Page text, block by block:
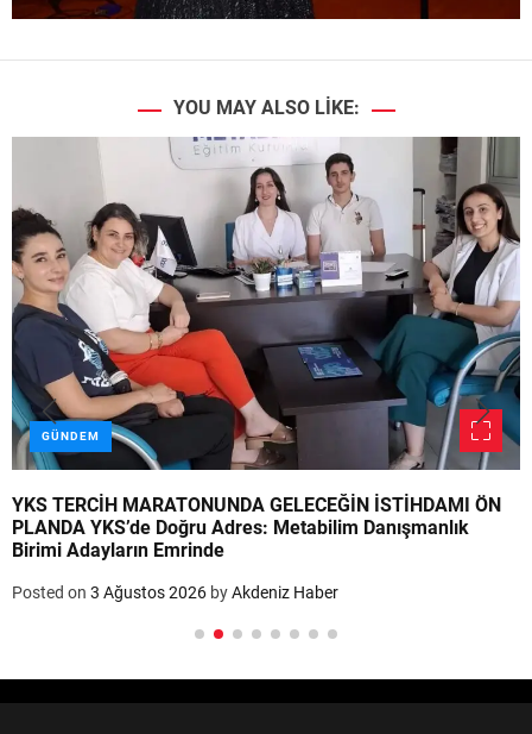
YOU MAY ALSO LIKE:
GÜNDEM
YKS TERCİH MARATONUNDA GELECEĞİN İSTİHDAMI ÖN
PLANDA YKS’de Doğru Adres: Metabilim Danışmanlık
Birimi Adayların Emrinde
Posted on 3 Ağustos 2026 byAkdeniz Haber